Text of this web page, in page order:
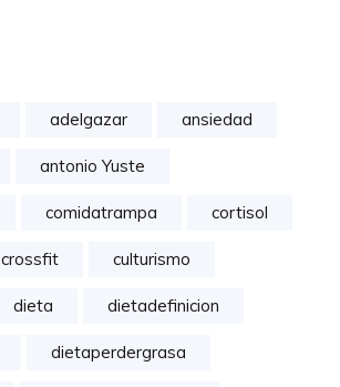
adelgazar ansiedad
antonio Yuste
comidatrampa cortisol
crossfit culturismo
dieta dietadefinicion
dietaperdergrasa